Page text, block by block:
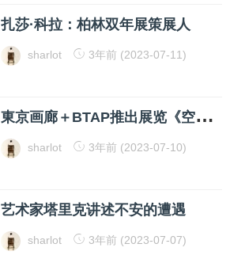
扎莎·科拉：柏林双年展策展人
sharlot 3年前 (2023-07-11)
東
京画廊＋BTAP推出展览《空谷有音》
sharlot 3年前 (2023-07-10)
艺术家塔里克讲述不安的遭遇
sharlot 3年前 (2023-07-07)